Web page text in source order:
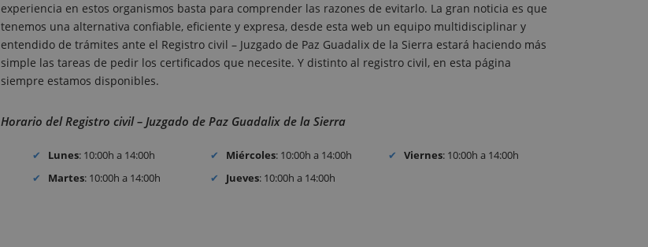
experiencia en estos organismos basta para comprender las razones de evitarlo. La gran noticia es que
tenemos una alternativa confiable, eficiente y expresa, desde esta web un equipo multidisciplinar y
entendido de trámites ante el Registro civil – Juzgado de Paz Guadalix de la Sierra estará haciendo más
simple las tareas de pedir los certificados que necesite. Y distinto al registro civil, en esta página
siempre estamos disponibles.
Horario del Registro civil – Juzgado de Paz Guadalix de la Sierra
Lunes: 10:00h a 14:00h
Martes: 10:00h a 14:00h
Miércoles: 10:00h a 14:00h
Jueves: 10:00h a 14:00h
Viernes: 10:00h a 14:00h